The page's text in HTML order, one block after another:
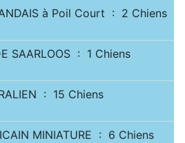
à Poil Court : 2 Chiens
SAARLOOS : 1 Chiens
: 15 Chiens
MINIATURE : 6 Chiens